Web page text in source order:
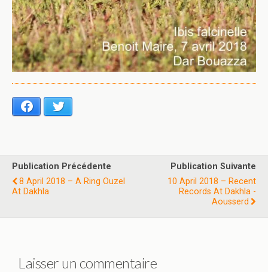
Facebook
Publication Précédente
8 April 2018 – A Ring Ouzel
At Dakhla
Publication Suivante
10 April 2018 – Recent
Records At Dakhla -
Aousserd
Laisser un commentaire